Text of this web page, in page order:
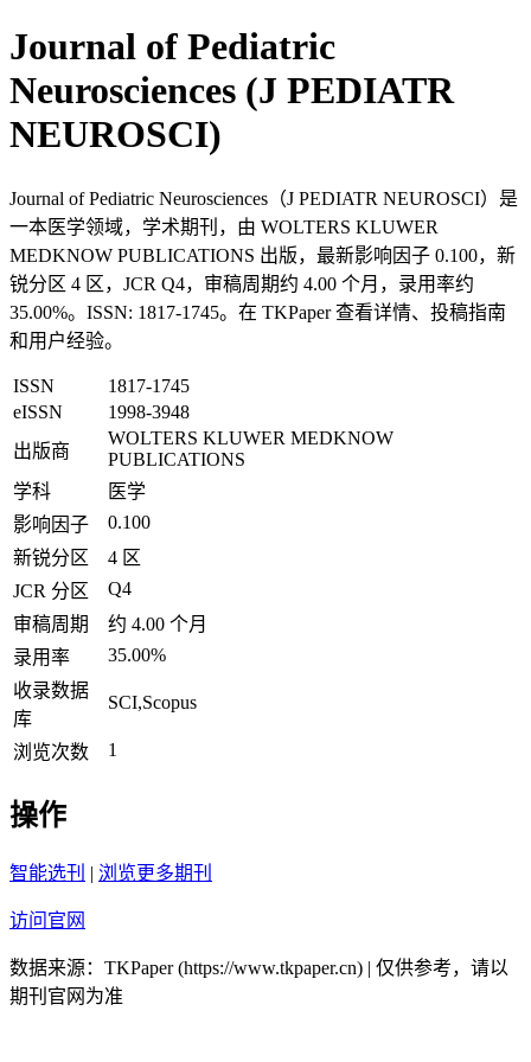
Journal of Pediatric
Neurosciences (J PEDIATR
NEUROSCI)
Journal of Pediatric Neurosciences（J PEDIATR NEUROSCI）是
一本医学领域，学术期刊，由 WOLTERS KLUWER
MEDKNOW PUBLICATIONS 出版，最新影响因子 0.100，新
锐分区 4 区，JCR Q4，审稿周期约 4.00 个月，录用率约
35.00%。ISSN: 1817-1745。在 TKPaper 查看详情、投稿指南
和用户经验。
ISSN
1817-1745
eISSN
1998-3948
出版商
WOLTERS KLUWER MEDKNOW
PUBLICATIONS
学科
医学
影响因子
0.100
新锐分区
4 区
JCR 分区
Q4
审稿周期
约 4.00 个月
录用率
35.00%
收录数据
库
SCI,Scopus
浏览次数 1
操作
智能选刊 | 浏览更多期刊
访问官网
数据来源：TKPaper (https://www.tkpaper.cn) | 仅供参考，请以
期刊官网为准